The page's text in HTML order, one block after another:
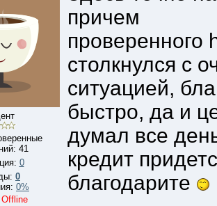
41
0
0
0%
Offline
причем
проверенного
столкнулся с
ситуацией,
быстро, да и
думал все
кредит
благодарите